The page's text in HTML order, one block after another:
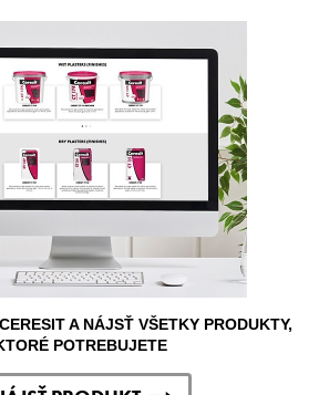
A NÁJSŤ VŠETKY PRODUKTY,
POTREBUJETE